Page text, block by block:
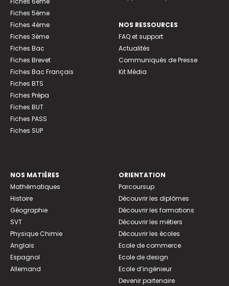
Fiches 5ème
Fiches 4ème
Fiches 3ème
Fiches Bac
Fiches Brevet
Fiches Bac Français
Fiches BTS
Fiches Prépa
Fiches BUT
Fiches PASS
Fiches SUP
NOS RESSOURCES
FAQ et support
Actualités
Communiqués de Presse
Kit Média
NOS MATIÈRES
Mathématiques
Histoire
Géographie
SVT
Physique Chimie
Anglais
Espagnol
Allemand
ORIENTATION
Parcoursup
Découvrir les diplômes
Découvrir les formations
Découvrir les métiers
Découvrir les écoles
Ecole de commerce
Ecole de design
Ecole d’ingénieur
Devenir partenaire